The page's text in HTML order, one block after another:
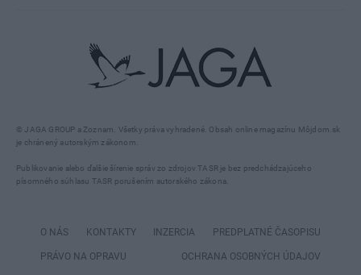
© JAGA GROUP a Zoznam. Všetky práva vyhradené. Obsah online magazínu Môjdom.sk
je chránený autorským zákonom.
Publikovanie alebo ďalšie šírenie správ zo zdrojov TASR je bez predchádzajúceho
písomného súhlasu TASR porušením autorského zákona.
O NÁS KONTAKTY INZERCIA PREDPLATNÉ ČASOPISU
PRÁVO NA OPRAVU OCHRANA OSOBNÝCH ÚDAJOV